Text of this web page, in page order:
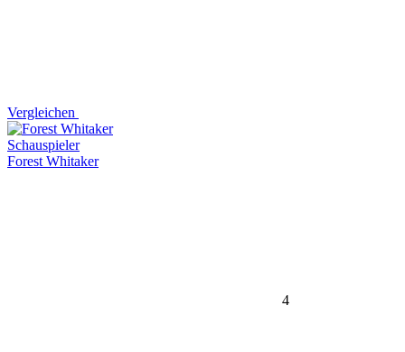
Vergleichen
Schauspieler
Forest Whitaker
4